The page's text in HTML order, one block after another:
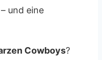
und eine
Cowboys?